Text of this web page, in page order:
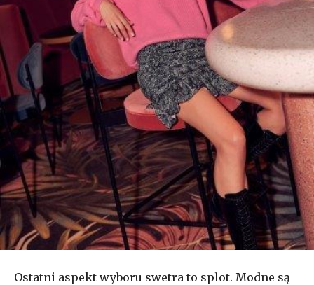
Ostatni aspekt wyboru swetra to splot. Modne są